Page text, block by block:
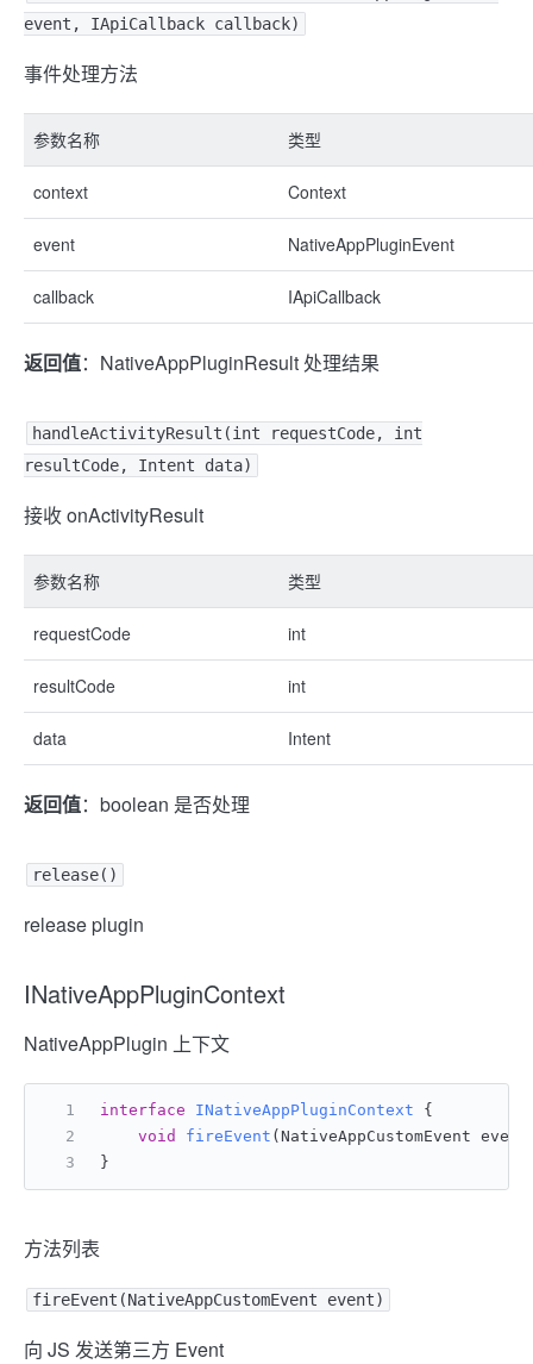
event, IApiCallback callback)
事件处理方法
参数名称 类型
context Context
event NativeAppPluginEvent
callback IApiCallback
返回值：NativeAppPluginResult 处理结果
handleActivityResult(int requestCode, int
resultCode, Intent data)
接收 onActivityResult
参数名称 类型
requestCode int
resultCode int
data Intent
返回值：boolean 是否处理
release()
release plugin
INativeAppPluginContext
NativeAppPlugin 上下文
interface INativeAppPluginContext {
void
fireEvent (NativeAppCustomEvent
}
方法列表
fireEvent(NativeAppCustomEvent event)
向 JS 发送第三方 Event